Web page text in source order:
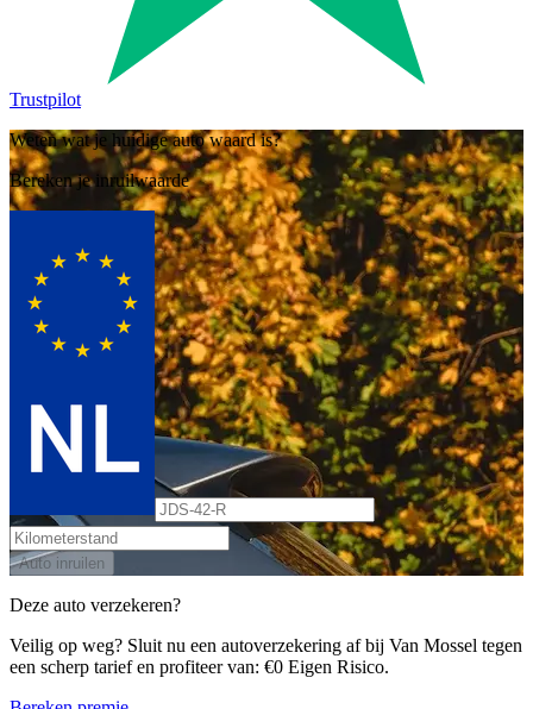
Trustpilot
Weten wat je huidige auto waard is?
Bereken je inruilwaarde
Auto inruilen
Deze auto verzekeren?
Veilig op weg? Sluit nu een autoverzekering af bij Van Mossel tegen
een scherp tarief en profiteer van: €0 Eigen Risico.